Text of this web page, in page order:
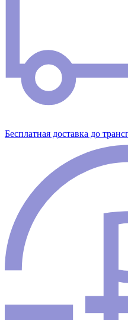
Бесплатная доставка до